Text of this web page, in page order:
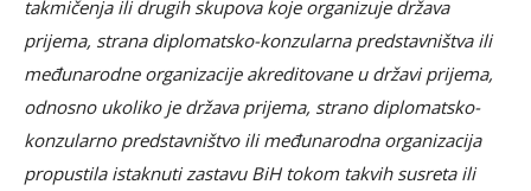
takmičenja ili drugih skupova koje organizuje država
prijema, strana diplomatsko-konzularna predstavništva ili
međunarodne organizacije akreditovane u državi prijema,
odnosno ukoliko je država prijema, strano diplomatsko-
konzularno predstavništvo ili međunarodna organizacija
propustila istaknuti zastavu BiH tokom takvih susreta ili